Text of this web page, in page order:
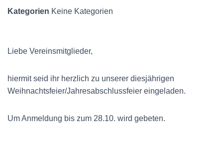
Kategorien Keine Kategorien
Liebe Vereinsmitglieder,
hiermit seid ihr herzlich zu unserer diesjährigen
Weihnachtsfeier/Jahresabschlussfeier eingeladen.
Um Anmeldung bis zum 28.10. wird gebeten.